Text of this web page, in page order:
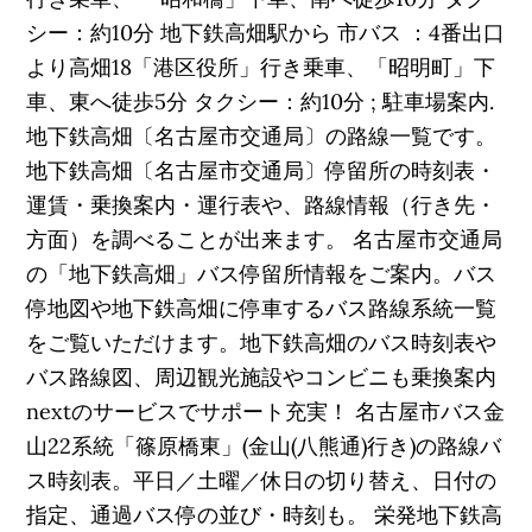
シー：約10分 地下鉄高畑駅から 市バス ：4番出口
より高畑18「港区役所」行き乗車、「昭明町」下
車、東へ徒歩5分 タクシー：約10分 ; 駐車場案内.
地下鉄高畑〔名古屋市交通局〕の路線一覧です。
地下鉄高畑〔名古屋市交通局〕停留所の時刻表・
運賃・乗換案内・運行表や、路線情報（行き先・
方面）を調べることが出来ます。 名古屋市交通局
の「地下鉄高畑」バス停留所情報をご案内。バス
停地図や地下鉄高畑に停車するバス路線系統一覧
をご覧いただけます。地下鉄高畑のバス時刻表や
バス路線図、周辺観光施設やコンビニも乗換案内
nextのサービスでサポート充実！ 名古屋市バス金
山22系統「篠原橋東」(金山(八熊通)行き)の路線バ
ス時刻表。平日／土曜／休日の切り替え、日付の
指定、通過バス停の並び・時刻も。 栄発地下鉄高